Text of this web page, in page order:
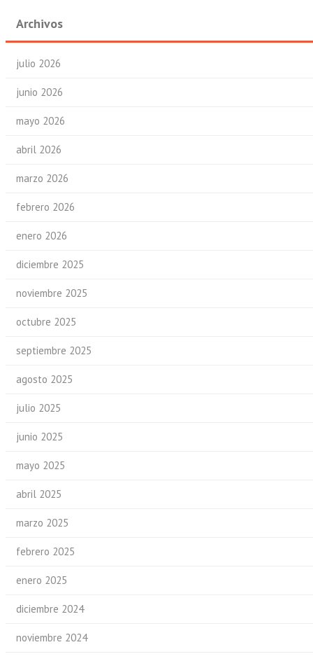
Archivos
julio 2026
junio 2026
mayo 2026
abril 2026
marzo 2026
febrero 2026
enero 2026
diciembre 2025
noviembre 2025
octubre 2025
septiembre 2025
agosto 2025
julio 2025
junio 2025
mayo 2025
abril 2025
marzo 2025
febrero 2025
enero 2025
diciembre 2024
noviembre 2024